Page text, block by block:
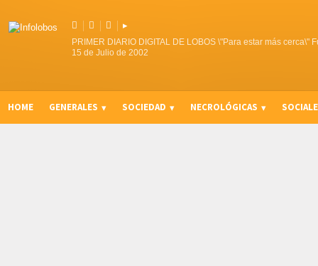
   ▸
PRIMER DIARIO DIGITAL DE LOBOS \"Para estar más cerca\"
15 de Julio de 2002
HOME GENERALES SOCIEDAD NECROLÓGICAS